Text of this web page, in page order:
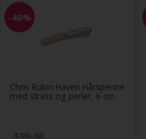
-40%
Chris Rubin Haven Hårspenne
med strass og perler, 6 cm